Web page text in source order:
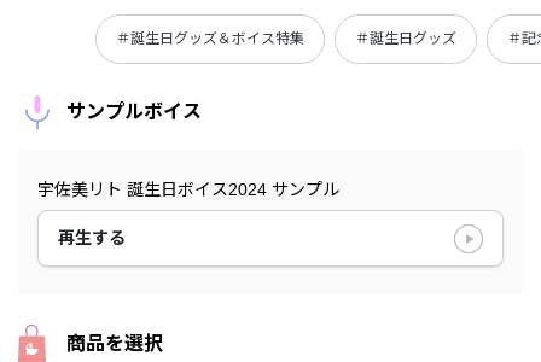
＃誕生日グッズ＆ボイス特集 ＃誕生日グッズ ＃記
サンプルボイス
宇佐美リト 誕生日ボイス2024 サンプル
再生する
商品を選択